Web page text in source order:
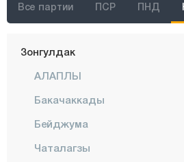
Все партии ПСР ПНД
Йозгат
Зонгулдак
АЛАПЛЫ
Бакачаккады
Бейджума
Чаталагзы